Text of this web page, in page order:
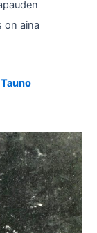
on aina